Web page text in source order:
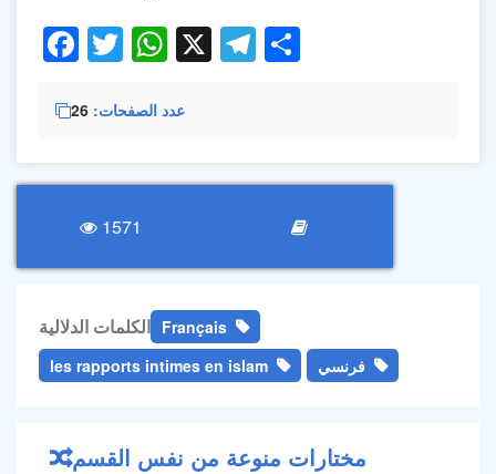
Facebook
Twitter
WhatsApp
X Telegram
عدد الصفحات 26
1571
الكلمات الدلالية Français
les rapports intimes en islam
فرنسي
مختارات منوعة من نفس القسم